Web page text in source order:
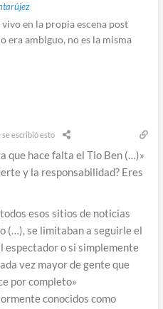
en la propia escena post
era ambiguo, no es la misma
se escribió esto
que hace falta el Tio Ben (…)»
y la responsabilidad? Eres
esos sitios de noticias
(…), se limitaban a seguirle el
espectador o si simplemente
vez mayor de gente que
por completo»
conocidos como